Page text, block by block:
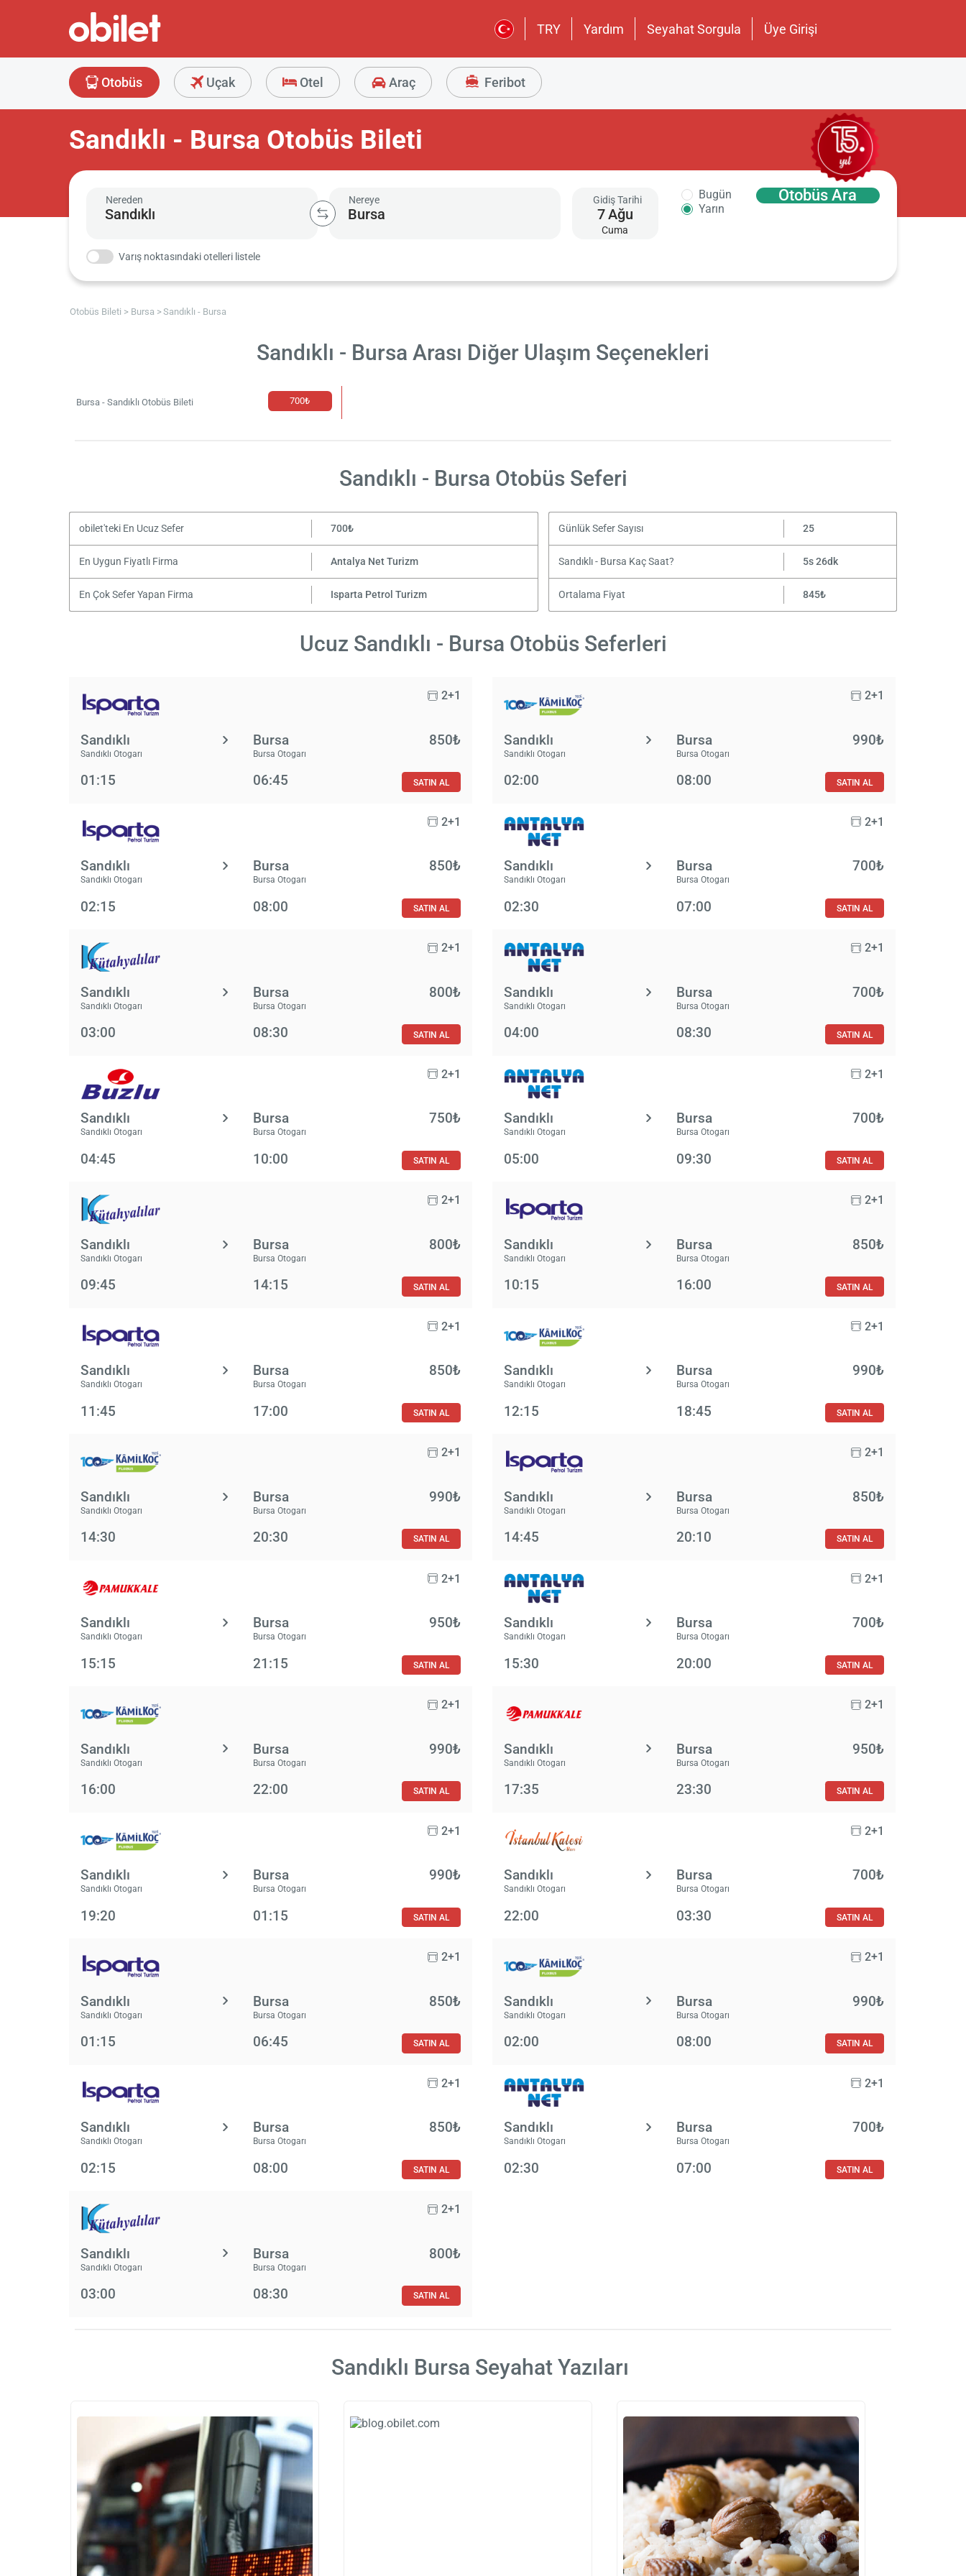
TRY Yardım Seyahat Sorgula Üye Girişi
Otobüs Uçak Otel Araç Feribot
Sandıklı - Bursa Otobüs Bileti
Nereden Nereye Gidiş Tarihi
7Ağu
Cuma
Bugün
Yarın
Otobüs Ara
Varış noktasındaki otelleri listele
Otobüs Bileti Bursa Sandıklı - Bursa
Sandıklı - Bursa Arası Diğer Ulaşım Seçenekleri
Bursa - Sandıklı Otobüs Bileti 700₺
Sandıklı - Bursa Otobüs Seferi
obilet'teki En Ucuz Sefer 700₺ Günlük Sefer Sayısı 25
En Uygun Fiyatlı Firma Antalya Net Turizm Sandıklı - Bursa Kaç Saat? 5s 26dk
En Çok Sefer Yapan Firma Isparta Petrol Turizm Ortalama Fiyat 845₺
Ucuz Sandıklı - Bursa Otobüs Seferleri
2+1
Sandıklı
Sandıklı Otogarı
Bursa
Bursa Otogarı
850₺
01:15 06:45 SATIN AL
2+1
Sandıklı
Sandıklı Otogarı
Bursa
Bursa Otogarı
990₺
02:00 08:00 SATIN AL
2+1
Sandıklı
Sandıklı Otogarı
Bursa
Bursa Otogarı
850₺
02:15 08:00 SATIN AL
2+1
Sandıklı
Sandıklı Otogarı
Bursa
Bursa Otogarı
700₺
02:30 07:00 SATIN AL
2+1
Sandıklı
Sandıklı Otogarı
Bursa
Bursa Otogarı
800₺
03:00 08:30 SATIN AL
2+1
Sandıklı
Sandıklı Otogarı
Bursa
Bursa Otogarı
700₺
04:00 08:30 SATIN AL
2+1
Sandıklı
Sandıklı Otogarı
Bursa
Bursa Otogarı
750₺
04:45 10:00 SATIN AL
2+1
Sandıklı
Sandıklı Otogarı
Bursa
Bursa Otogarı
700₺
05:00 09:30 SATIN AL
2+1
Sandıklı
Sandıklı Otogarı
Bursa
Bursa Otogarı
800₺
09:45 14:15 SATIN AL
2+1
Sandıklı
Sandıklı Otogarı
Bursa
Bursa Otogarı
850₺
10:15 16:00 SATIN AL
2+1
Sandıklı
Sandıklı Otogarı
Bursa
Bursa Otogarı
850₺
11:45 17:00 SATIN AL
2+1
Sandıklı
Sandıklı Otogarı
Bursa
Bursa Otogarı
990₺
12:15 18:45 SATIN AL
2+1
Sandıklı
Sandıklı Otogarı
Bursa
Bursa Otogarı
990₺
14:30 20:30 SATIN AL
2+1
Sandıklı
Sandıklı Otogarı
Bursa
Bursa Otogarı
850₺
14:45 20:10 SATIN AL
2+1
Sandıklı
Sandıklı Otogarı
Bursa
Bursa Otogarı
950₺
15:15 21:15 SATIN AL
2+1
Sandıklı
Sandıklı Otogarı
Bursa
Bursa Otogarı
700₺
15:30 20:00 SATIN AL
2+1
Sandıklı
Sandıklı Otogarı
Bursa
Bursa Otogarı
990₺
16:00 22:00 SATIN AL
2+1
Sandıklı
Sandıklı Otogarı
Bursa
Bursa Otogarı
950₺
17:35 23:30 SATIN AL
2+1
Sandıklı
Sandıklı Otogarı
Bursa
Bursa Otogarı
990₺
19:20 01:15 SATIN AL
2+1
Sandıklı
Sandıklı Otogarı
Bursa
Bursa Otogarı
700₺
22:00 03:30 SATIN AL
2+1
Sandıklı
Sandıklı Otogarı
Bursa
Bursa Otogarı
850₺
01:15 06:45 SATIN AL
2+1
Sandıklı
Sandıklı Otogarı
Bursa
Bursa Otogarı
990₺
02:00 08:00 SATIN AL
2+1
Sandıklı
Sandıklı Otogarı
Bursa
Bursa Otogarı
850₺
02:15 08:00 SATIN AL
2+1
Sandıklı
Sandıklı Otogarı
Bursa
Bursa Otogarı
700₺
02:30 07:00 SATIN AL
2+1
Sandıklı
Sandıklı Otogarı
Bursa
Bursa Otogarı
800₺
03:00 08:30 SATIN AL
Sandıklı Bursa Seyahat Yazıları